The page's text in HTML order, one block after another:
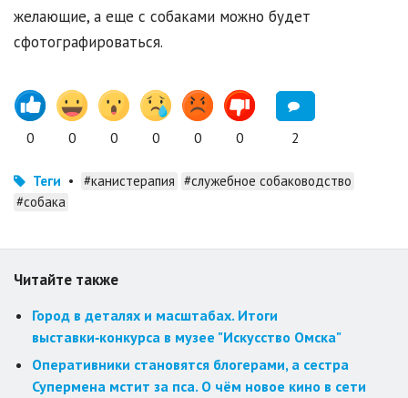
желающие, а еще с собаками можно будет
сфотографироваться.
0 0 0 0 0 0 2
Теги • #канистерапия #служебное собаководство
#собака
Читайте также
Город в деталях и масштабах. Итоги
выставки‑конкурса в музее "Искусство Омска"
Оперативники становятся блогерами, а сестра
Супермена мстит за пса. О чём новое кино в сети